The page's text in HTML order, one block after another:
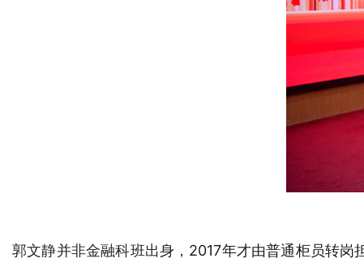
郭文静并非金融科班出身， 2017年才由普通柜员转岗